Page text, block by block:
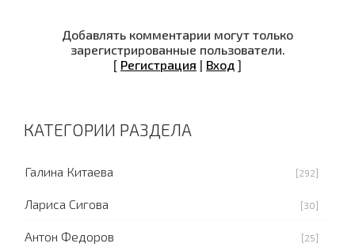
Добавлять комментарии могут только
зарегистрированные пользователи.
[ Регистрация | Вход ]
КАТЕГОРИИ РАЗДЕЛА
Галина Китаева [292]
Лариса Сигова [30]
Антон Федоров [25]